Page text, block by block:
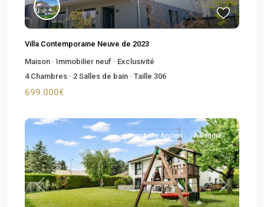
Villa Contemporaine Neuve de 2023
Maison · Immobilier neuf · Exclusivité
4Chambres · 2 Salles de bain · Taille 306
699.000€
Previous Next
Immobilier Ancien A Vendre